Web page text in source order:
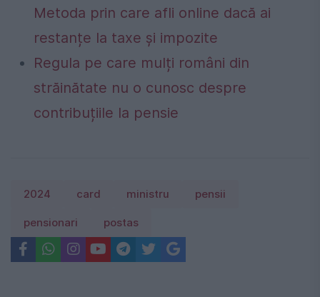
Metoda prin care afli online dacă ai
restanțe la taxe și impozite
Regula pe care mulți români din
străinătate nu o cunosc despre
contribuțiile la pensie
2024 card ministru pensii
pensionari postas